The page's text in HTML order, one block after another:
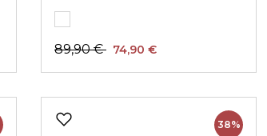
89,90 € 74,90 €
38%